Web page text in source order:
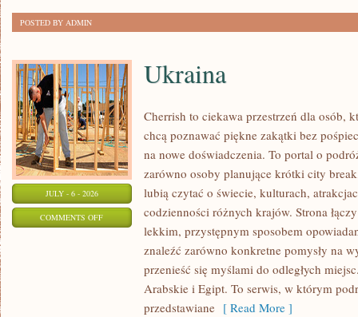
POSTED BY ADMIN
JULY - 6 - 2026
COMMENTS OFFON
Ukraina
Cherrish to ciekawa przestrzeń dla osób,
chcą poznawać piękne zakątki bez
na nowe doświadczenia. To portal o
zarówno osoby planujące krótki city
lubią czytać o świecie, kulturach,
codzienności różnych krajów. Strona
lekkim, przystępnym sposobem
znaleźć zarówno konkretne pomysły na
przenieść się myślami do odległych
Arabskie i Egipt. To serwis, w którym
przedstawiane [ Read More ]